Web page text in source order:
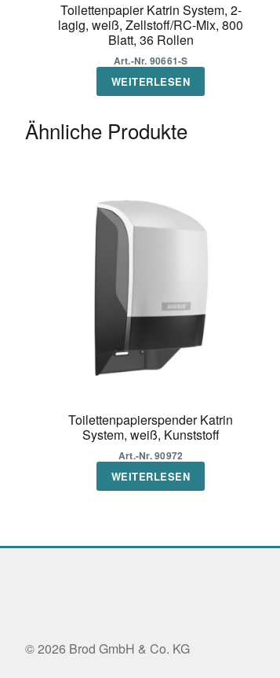
Toilettenpapier Katrin System, 2-
lagig, weiß, Zellstoff/RC-Mix, 800
Blatt, 36 Rollen
Art.-Nr. 90661-S
WEITERLESEN
Ähnliche Produkte
Toilettenpapierspender Katrin
System, weiß, Kunststoff
Art.-Nr. 90972
WEITERLESEN
© 2026 Brod GmbH & Co. KG